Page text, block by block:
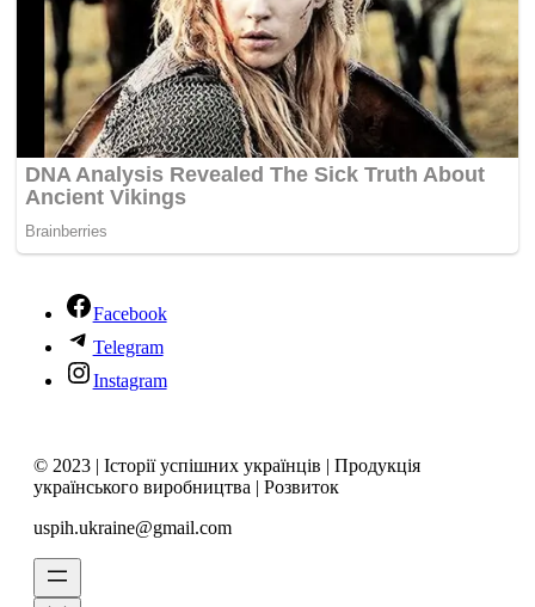
Facebook
Telegram
Instagram
© 2023 | Історії успішних українців | Продукція
українського виробництва | Розвиток
uspih.ukraine@gmail.com